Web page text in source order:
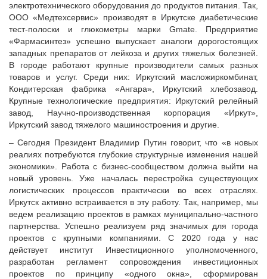
Лучшие практики ТОС
Контактная информация
НОВОСТИ
СМИ о нас
МЕТОДИЧЕСКИЙ РАЗДЕЛ
Опыт регионов
Методические материалы
Опыт муниципалитетов
Судебная практика
Мнение специалиста
Конкурсы Совета
Семинары Совета
Издания Совета
Вопрос-ответ
ВАРМСУ
Новости ВАРМСУ
НАСЕЛЕНИЕ И МСУ
электротехнического оборудования до продуктов питания. Так,
ООО «Медтехсервис» производят в Иркутске диабетические
тест-полоски и глюкометры марки Gmate. Предприятие
«Фармасинтез» успешно выпускает аналоги дорогостоящих
западных препаратов от лейкоза и других тяжелых болезней.
В городе работают крупные производители самых разных
товаров и услуг. Среди них: Иркутский масложиркомбинат,
Кондитерская фабрика «Ангара», Иркутский хлебозавод.
Крупные технологические предприятия: Иркутский релейный
завод, Научно-производственная корпорация «Иркут»,
Иркутский завод тяжелого машиностроения и другие.
– Сегодня Президент Владимир Путин говорит, что «в новых
реалиях потребуются глубокие структурные изменения нашей
экономики». Работа с бизнес-сообществом должна выйти на
новый уровень. Уже началась перестройка существующих
логистических процессов практически во всех отраслях.
Иркутск активно встраивается в эту работу. Так, например, мы
ведем реализацию проектов в рамках муниципально-частного
партнерства. Успешно реализуем ряд значимых для города
проектов с крупными компаниями. С 2020 года у нас
действует институт Инвестиционного уполномоченного,
разработан регламент сопровождения инвестиционных
проектов по принципу «одного окна», сформирован